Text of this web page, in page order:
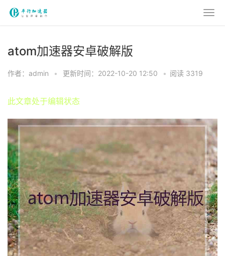
atom加速器安卓破解版
作者：admin • 更新时间：2022-10-20 12:50 • 阅读 3319
此文章处于编辑状态